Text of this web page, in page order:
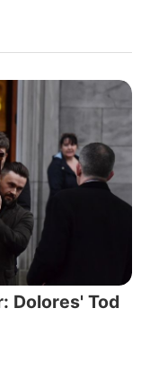
Dolores' Tod